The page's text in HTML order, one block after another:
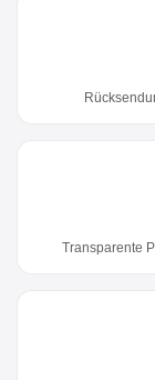
Transparente